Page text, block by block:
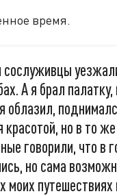
время.
А я брал
облазил,
но в то
говорили, что в
но сама
моих путешествиях